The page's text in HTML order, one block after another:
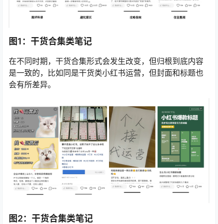
图1：干货合集类笔记
在不同时期，干货合集形式会发生改变，但归根到底内容
是一致的，比如同是干货类小红书运营，但封面和标题也
会有所差异。
图2：干货合集类笔记